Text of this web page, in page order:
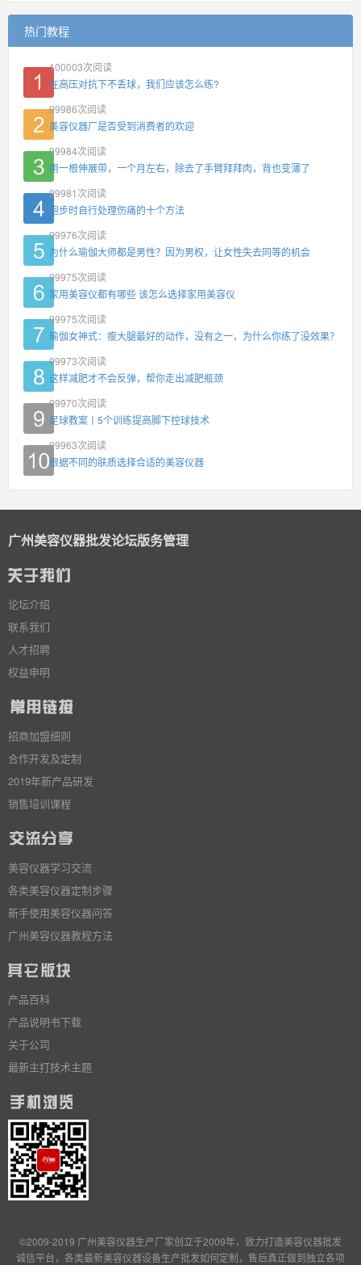
热门教程
100003次阅读
在高压对抗下不丢球，我们应该怎么练?
99986次阅读
美容仪器厂是否受到消费者的欢迎
99984次阅读
用一根伸展带，一个月左右，除去了手臂拜拜肉，背也变薄了
99981 次阅读
跑步时自行处理伤痛的十个方法
99976次阅读
为什么瑜伽大师都是男性？因为男权，让女性失去同等的机会
99975次阅读
家用美容仪都有哪些 该怎么选择家用美容仪
99975次阅读
瑜伽女神式：瘦大腿最好的动作，没有之一，为什么你练了没效果？
99973次阅读
这样减肥才不会反弹，帮你走出减肥瓶颈
99970次阅读
足球教案丨5个训练提高脚下控球技术
99963次阅读
根据不同的肤质选择合适的美容仪器
广州美容仪器批发论坛版务管理
论坛介绍
联系我们
人才招聘
权益申明
招商加盟细则
合作开发及定制
2019年新产品研发
销售培训课程
美容仪器学习交流
各类美容仪器定制步骤
新手使用美容仪器问答
广州美容仪器教程方法
产品百科
产品说明书下载
关于公司
最新主打技术主题
©2009-2019 广州美容仪器生产厂家创立于2009年，致力打造美容仪器批发
诚信平台，各类最新美容仪器设备生产批发如何定制，售后真正做到独立各项